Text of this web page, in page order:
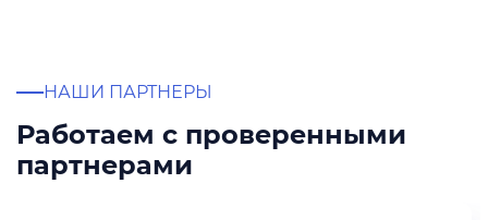
НАШИ ПАРТНЕРЫ
Работаем с проверенными
партнерами